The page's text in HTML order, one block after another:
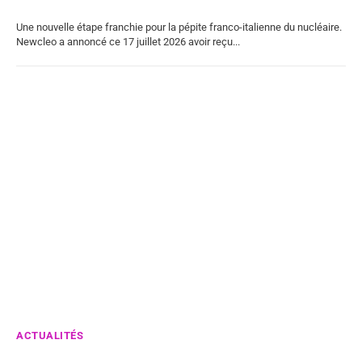
Une nouvelle étape franchie pour la pépite franco-italienne du nucléaire.
Newcleo a annoncé ce 17 juillet 2026 avoir reçu...
ACTUALITÉS